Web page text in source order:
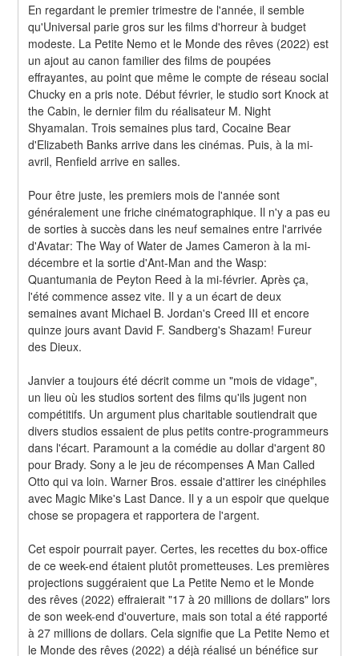
En regardant le premier trimestre de l'année, il semble
qu'Universal parie gros sur les films d'horreur à budget
modeste. La Petite Nemo et le Monde des rêves (2022) est
un ajout au canon familier des films de poupées
effrayantes, au point que même le compte de réseau social
Chucky en a pris note. Début février, le studio sort Knock at
the Cabin, le dernier film du réalisateur M. Night
Shyamalan. Trois semaines plus tard, Cocaine Bear
d'Elizabeth Banks arrive dans les cinémas. Puis, à la mi-
avril, Renfield arrive en salles.
Pour être juste, les premiers mois de l'année sont
généralement une friche cinématographique. Il n'y a pas eu
de sorties à succès dans les neuf semaines entre l'arrivée
d'Avatar: The Way of Water de James Cameron à la mi-
décembre et la sortie d'Ant-Man and the Wasp:
Quantumania de Peyton Reed à la mi-février. Après ça,
l'été commence assez vite. Il y a un écart de deux
semaines avant Michael B. Jordan's Creed III et encore
quinze jours avant David F. Sandberg's Shazam! Fureur
des Dieux.
Janvier a toujours été décrit comme un "mois de vidage",
un lieu où les studios sortent des films qu'ils jugent non
compétitifs. Un argument plus charitable soutiendrait que
divers studios essaient de plus petits contre-programmeurs
dans l'écart. Paramount a la comédie au dollar d'argent 80
pour Brady. Sony a le jeu de récompenses A Man Called
Otto qui va loin. Warner Bros. essaie d'attirer les cinéphiles
avec Magic Mike's Last Dance. Il y a un espoir que quelque
chose se propagera et rapportera de l'argent.
Cet espoir pourrait payer. Certes, les recettes du box-office
de ce week-end étaient plutôt prometteuses. Les premières
projections suggéraient que La Petite Nemo et le Monde
des rêves (2022) effraierait "17 à 20 millions de dollars" lors
de son week-end d'ouverture, mais son total a été rapporté
à 27 millions de dollars. Cela signifie que La Petite Nemo et
le Monde des rêves (2022) a déjà réalisé un bénéfice sur